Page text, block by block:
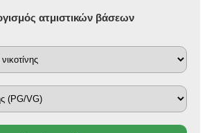
ατμιστικών βάσεων